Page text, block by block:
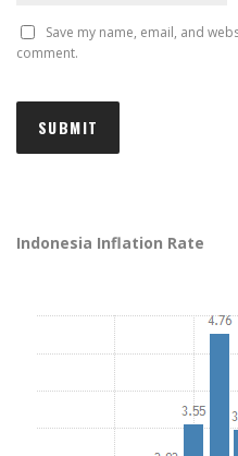
Save my name, email, and
comment.
Indonesia Inflation Rate